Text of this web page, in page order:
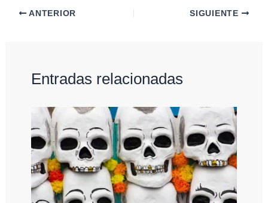
ANTERIOR SIGUIENTE
Entradas relacionadas